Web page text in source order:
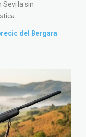
Sevilla sin
del Bergara